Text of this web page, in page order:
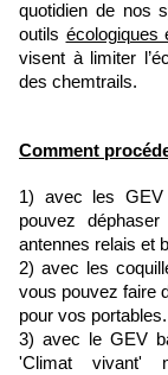
quotidien de nos
outils écologiques
visent à limiter
des chemtrails.
Comment
1) avec les GEV
pouvez
antennes relais et
2) avec les
vous pouvez faire
pour vos portables.
3) avec le GEV
'Climat vivant'